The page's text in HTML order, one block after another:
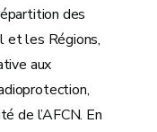
des
et les Régions,
aux
de l’AFCN. En